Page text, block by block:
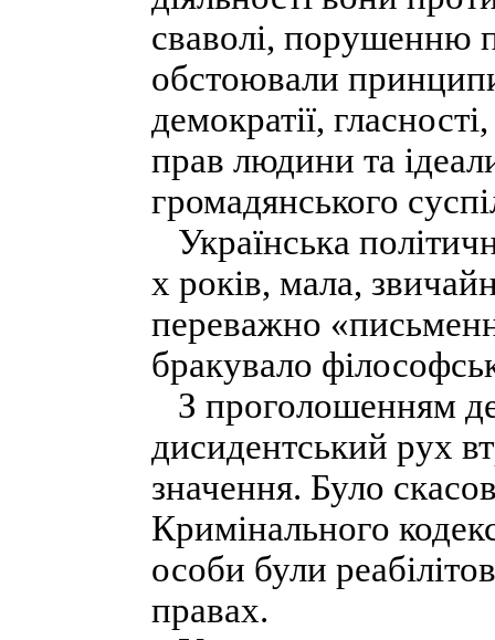
сваволі, порушенню
обстоювали
демократії,
прав людини та
громадянського
Українська
х років, мала,
переважно
бракувало
З проголошенням
дисидентський рух
значення. Було
Кримінального
особи були
правах.